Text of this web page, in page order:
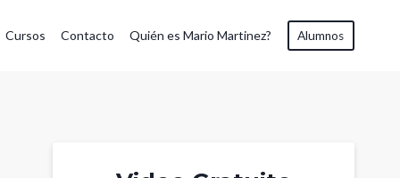
Cursos Contacto Quién es Mario Martinez? Alumnos